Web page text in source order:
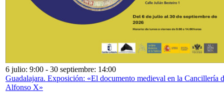
6 julio: 9:00 - 30 septiembre: 14:00
Guadalajara. Exposición: «El documento medieval en la Cancillería
Alfonso X»